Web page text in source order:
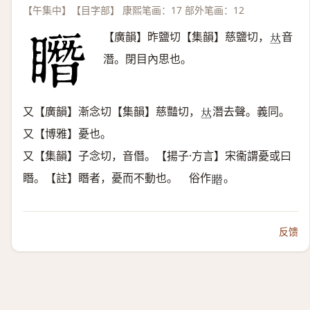
【午集中】【目字部】 康熙笔画：17 部外笔画：12
【廣韻】昨鹽切【集韻】慈鹽切， 𠀤音
潛。閉目內思也。
又【廣韻】漸念切【集韻】慈豔切， 𠀤潛去聲。義同。
又【博雅】憂也。
又【集韻】子念切，音僭。【揚子·方言】宋衞謂憂或曰
䁮。【註】䁮者，憂而不動也。 俗作𥋋 。
反馈